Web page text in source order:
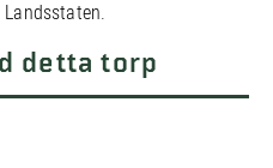
detta torp